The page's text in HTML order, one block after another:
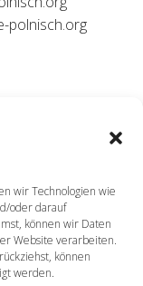
wir Technologien wie
oder darauf
können wir Daten
Website verarbeiten.
können
werden.
polnisch.org